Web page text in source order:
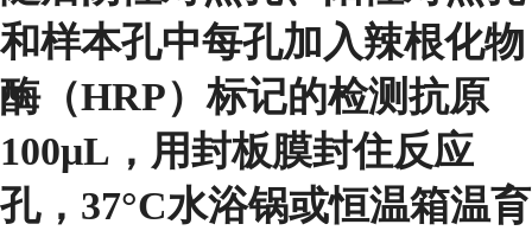
和样本孔中每孔加入辣根化物
酶（HRP）标记的检测抗原
100μL，用封板膜封住反应
孔，37°C水浴锅或恒温箱温育